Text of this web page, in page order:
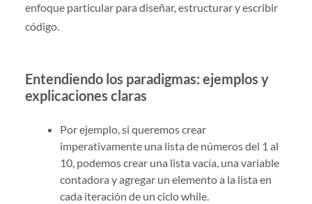
enfoque particular para diseñar, estructurar y escribir
código.
Entendiendo los paradigmas: ejemplos y
explicaciones claras
Por ejemplo, si queremos crear
imperativamente una lista de números del 1 al
10, podemos crear una lista vacía, una variable
contadora y agregar un elemento a la lista en
cada iteración de un ciclo while.